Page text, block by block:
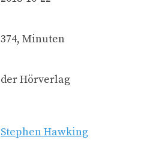
374, Minuten
der Hörverlag
Stephen Hawking